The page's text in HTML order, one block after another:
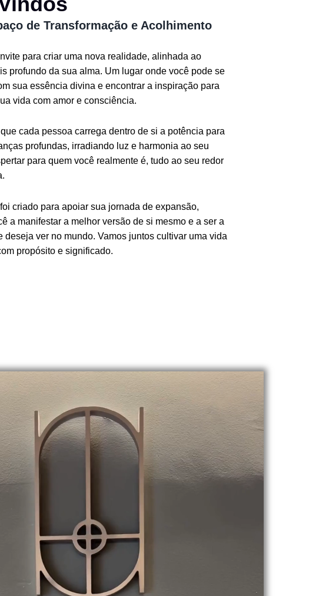
de Transformação e Acolhimento
para criar uma nova realidade, alinhada ao
profundo da sua alma. Um lugar onde você pode se
sua essência divina e encontrar a inspiração para
vida com amor e consciência.
cada pessoa carrega dentro de si a potência para
profundas, irradiando luz e harmonia ao seu
para quem você realmente é, tudo ao seu redor
criado para apoiar sua jornada de expansão,
a manifestar a melhor versão de si mesmo e a ser a
deseja ver no mundo. Vamos juntos cultivar uma vida
propósito e significado.